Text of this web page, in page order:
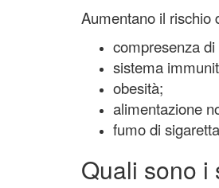
Aumentano il rischio
compresenza
sistema
obesità;
alimentazione
fumo di
Quali sono i